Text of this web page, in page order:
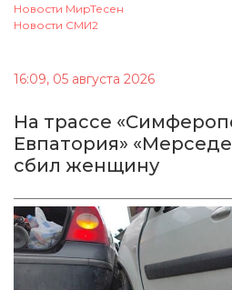
Новости МирТесен
Новости СМИ2
16:09, 05 августа 2026
На трассе
Евпатория»
сбил женщину